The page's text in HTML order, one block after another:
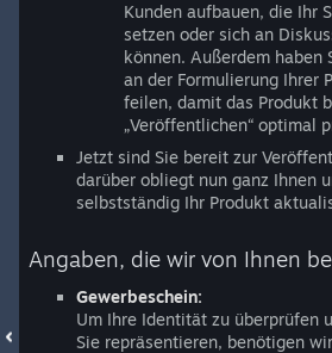
Kunden aufbauen, die Ihr
setzen oder sich an
können. Außerdem haben
an der Formulierung Ihrer
feilen, damit das Produkt
„Veröffentlichen“ optimal
Jetzt sind Sie bereit zur
darüber obliegt nun ganz Ihnen
selbstständig Ihr Produkt
Angaben, die wir von Ihnen
Gewerbeschein:
Um Ihre Identität zu überprüfen
Sie repräsentieren, benötigen